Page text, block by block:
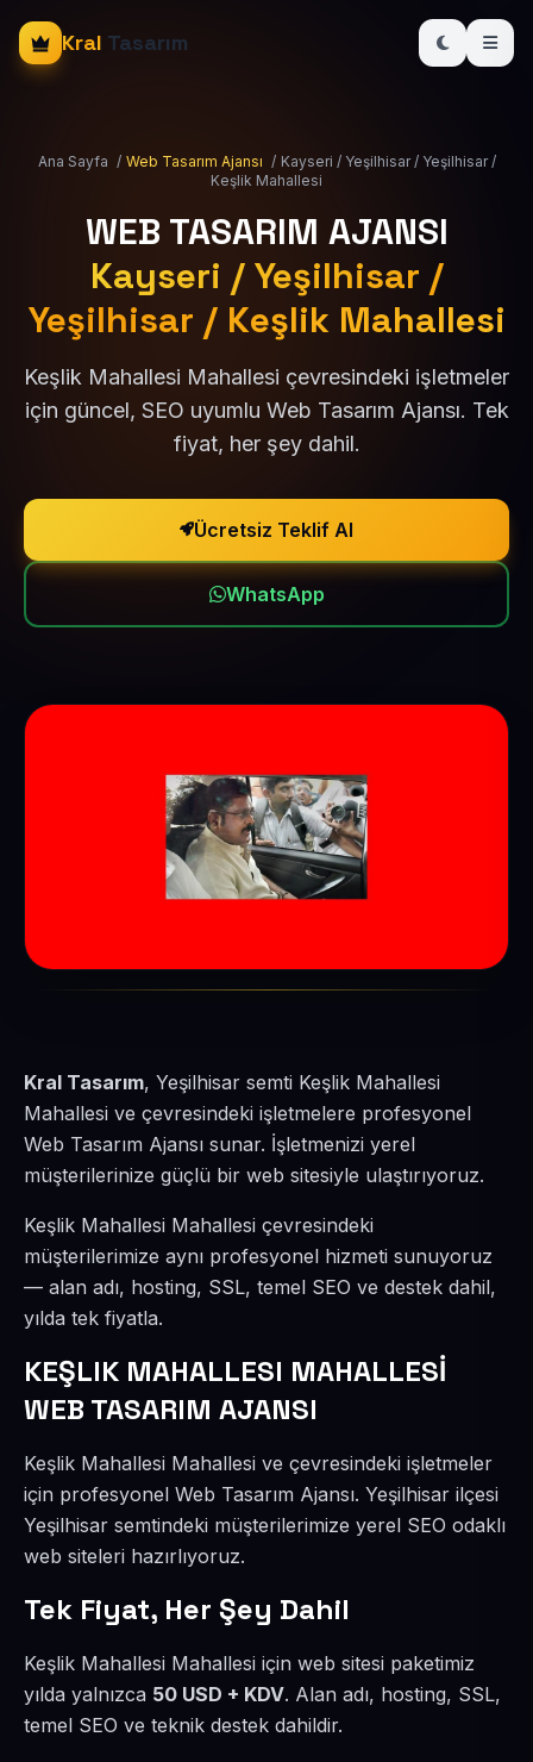
Kral Tasarım
Ana Sayfa / Web Tasarım Ajansı / Kayseri / Yeşilhisar / Yeşilhisar /
Keşlik Mahallesi
WEB TASARIM AJANSI
Kayseri / Yeşilhisar /
Yeşilhisar / Keşlik Mahallesi
Keşlik Mahallesi Mahallesi çevresindeki işletmeler
için güncel, SEO uyumlu Web Tasarım Ajansı. Tek
fiyat, her şey dahil.
Ücretsiz Teklif Al
WhatsApp
Kral Tasarım, Yeşilhisar semti Keşlik Mahallesi
Mahallesi ve çevresindeki işletmelere profesyonel
Web Tasarım Ajansı sunar. İşletmenizi yerel
müşterilerinize güçlü bir web sitesiyle ulaştırıyoruz.
Keşlik Mahallesi Mahallesi çevresindeki
müşterilerimize aynı profesyonel hizmeti sunuyoruz
— alan adı, hosting, SSL, temel SEO ve destek dahil,
yılda tek fiyatla.
KEŞLIK MAHALLESI MAHALLESİ
WEB TASARIM AJANSI
Keşlik Mahallesi Mahallesi ve çevresindeki işletmeler
için profesyonel Web Tasarım Ajansı. Yeşilhisar ilçesi
Yeşilhisar semtindeki müşterilerimize yerel SEO odaklı
web siteleri hazırlıyoruz.
Tek Fiyat, Her Şey Dahil
Keşlik Mahallesi Mahallesi için web sitesi paketimiz
yılda yalnızca 50 USD + KDV. Alan adı, hosting, SSL,
temel SEO ve teknik destek dahildir.